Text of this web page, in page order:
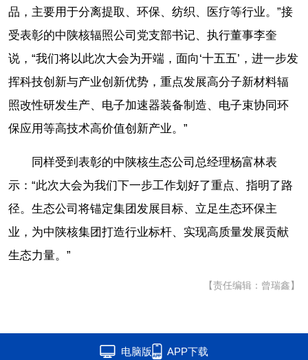
品，主要用于分离提取、环保、纺织、医疗等行业。”接
受表彰的中陕核辐照公司党支部书记、执行董事李奎
说，“我们将以此次大会为开端，面向‘十五五’，进一步发
挥科技创新与产业创新优势，重点发展高分子新材料辐
照改性研发生产、电子加速器装备制造、电子束协同环
保应用等高技术高价值创新产业。”
同样受到表彰的中陕核生态公司总经理杨富林表
示：“此次大会为我们下一步工作划好了重点、指明了路
径。生态公司将锚定集团发展目标、立足生态环保主
业，为中陕核集团打造行业标杆、实现高质量发展贡献
生态力量。”
【责任编辑：曾瑞鑫】
电脑版 APP下载